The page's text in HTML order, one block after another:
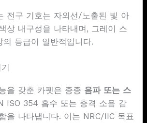
전구 기호는 자외선/노출된 빛 아
상 내구성을 나타내며, 그레이 스
의 등급이 일반적입니다.
을 갖춘 카펫은 종종 음파 또는 스
ISO 354 흡수 또는 충격 소음 감
을 나타냅니다. 이는 NRC/IIC 목표